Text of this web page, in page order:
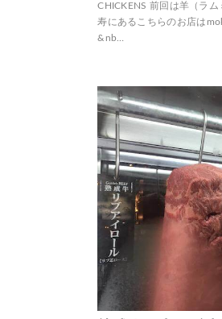
CHICKENS 前回は羊（ラ
寿にあるこちらのお店は
&nb…